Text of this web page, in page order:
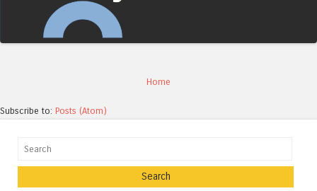
Home
Subscribe to: Posts (Atom)
Search